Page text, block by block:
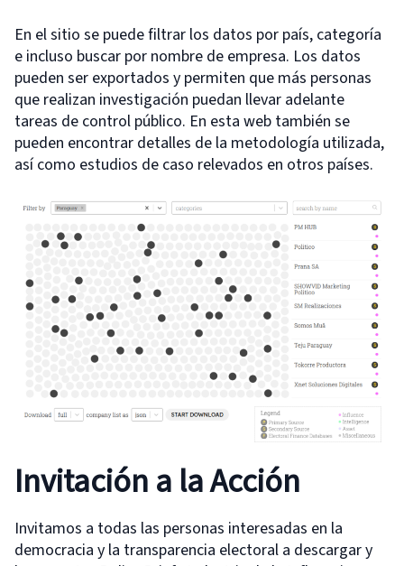
En el sitio se puede filtrar los datos por país, categoría
e incluso buscar por nombre de empresa. Los datos
pueden ser exportados y permiten que más personas
que realizan investigación puedan llevar adelante
tareas de control público. En esta web también se
pueden encontrar detalles de la metodología utilizada,
así como estudios de caso relevados en otros países.
Invitación a la Acción
Invitamos a todas las personas interesadas en la
democracia y la transparencia electoral a descargar y